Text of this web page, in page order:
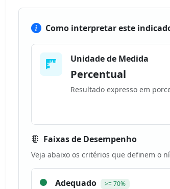
Como interpretar este
Unidade de Medida
Percentual
Resultado expresso em
Faixas de Desempenho
Veja abaixo os critérios que definem o
Adequado >= 70%